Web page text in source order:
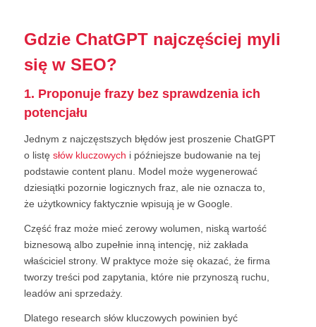
Gdzie ChatGPT najczęściej myli
się w SEO?
1. Proponuje frazy bez sprawdzenia ich
potencjału
Jednym z najczęstszych błędów jest proszenie ChatGPT
o listę słów kluczowych i późniejsze budowanie na tej
podstawie content planu. Model może wygenerować
dziesiątki pozornie logicznych fraz, ale nie oznacza to,
że użytkownicy faktycznie wpisują je w Google.
Część fraz może mieć zerowy wolumen, niską wartość
biznesową albo zupełnie inną intencję, niż zakłada
właściciel strony. W praktyce może się okazać, że firma
tworzy treści pod zapytania, które nie przynoszą ruchu,
leadów ani sprzedaży.
Dlatego research słów kluczowych powinien być